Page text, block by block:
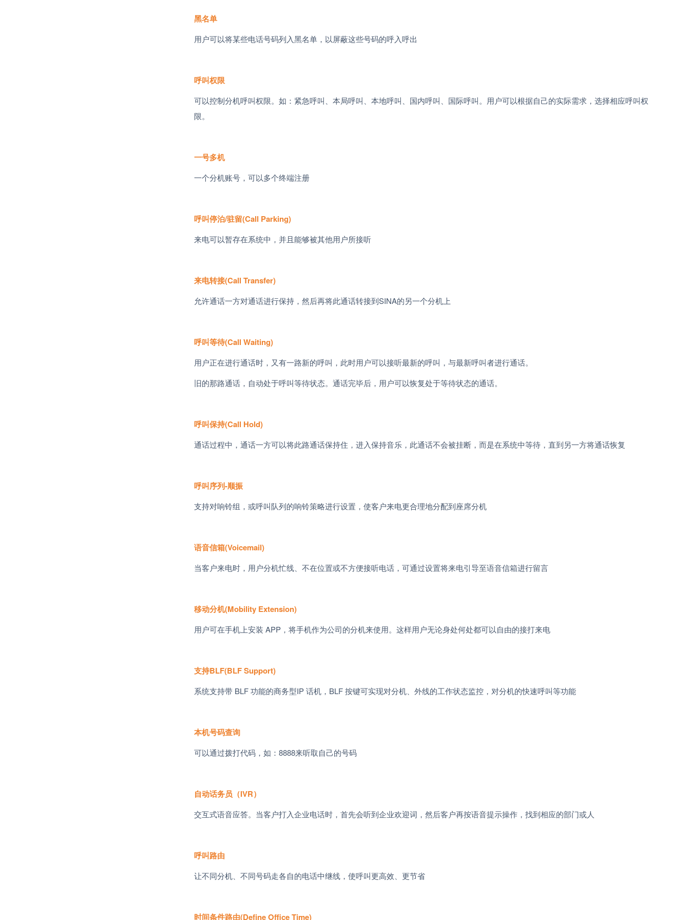
黑名单
用户可以将某些电话号码列入黑名单，以屏蔽这些号码的呼入呼出
呼叫权限
可以控制分机呼叫权限。如：紧急呼叫、本局呼叫、本地呼叫、国内呼叫、国际呼叫。用户可以根据自己的实际需求，选择相应呼叫权
限。
一号多机
一个分机账号，可以多个终端注册
呼叫停泊/驻留(Call Parking)
来电可以暂存在系统中，并且能够被其他用户所接听
来电转接(Call Transfer)
允许通话一方对通话进行保持，然后再将此通话转接到SINA的另一个分机上
呼叫等待(Call Waiting)
用户正在进行通话时，又有一路新的呼叫，此时用户可以接听最新的呼叫，与最新呼叫者进行通话。
旧的那路通话，自动处于呼叫等待状态。通话完毕后，用户可以恢复处于等待状态的通话。
呼叫保持(Call Hold)
通话过程中，通话一方可以将此路通话保持住，进入保持音乐，此通话不会被挂断，而是在系统中等待，直到另一方将通话恢复
呼叫序列-顺振
支持对响铃组，或呼叫队列的响铃策略进行设置，使客户来电更合理地分配到座席分机
语音信箱(Voicemail)
当客户来电时，用户分机忙线、不在位置或不方便接听电话，可通过设置将来电引导至语音信箱进行留言
移动分机(Mobility Extension)
用户可在手机上安装 APP，将手机作为公司的分机来使用。这样用户无论身处何处都可以自由的接打来电
支持BLF(BLF Support)
系统支持带 BLF功能的商务型IP话机， BLF按键可实现对分机、外线的工作状态监控，对分机的快速呼叫等功能
本机号码查询
可以通过拨打代码，如：8888来听取自己的号码
自动话务员（IVR）
交互式语音应答。当客户打入企业电话时，首先会听到企业欢迎词，然后客户再按语音提示操作，找到相应的部门或人
呼叫路由
让不同分机、不同号码走各自的电话中继线，使呼叫更高效、更节省
时间条件路由(Define Office Time)